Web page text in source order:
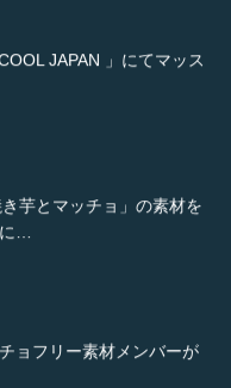
JAPAN 」にてマッス
芋とマッチョ」の素材を
…
ョフリー素材メンバーが